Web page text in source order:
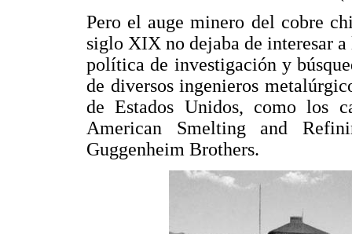
Pero el auge minero del cobre
siglo XIX no dejaba de interesar
política de investigación y
de diversos ingenieros
de Estados Unidos, como los
American Smelting and
Guggenheim Brothers.